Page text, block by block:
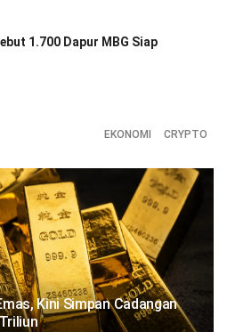
1.700 Dapur MBG Siap
EKONOMI CRYPTO
Kini Simpan Cadangan